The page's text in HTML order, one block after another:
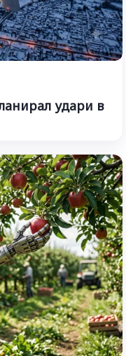
удари в